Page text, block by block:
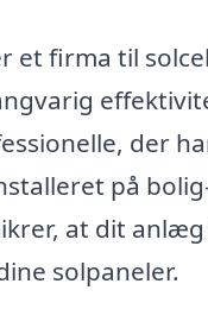
et firma til
der
på
at dit
solpaneler.